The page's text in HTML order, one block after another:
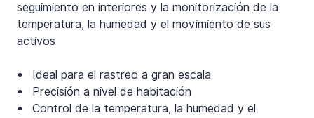
seguimiento en interiores y la monitorización de la
temperatura, la humedad y el movimiento de sus
activos
Ideal para el rastreo a gran escala
Precisión a nivel de habitación
Control de la temperatura, la humedad y el